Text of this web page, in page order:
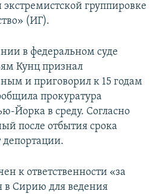
группировке
(ИГ).
в федеральном суде
Кунц признал
и приговорил к 15 годам
прокуратура
Йорка в среду. Согласно
после отбытия срока
к ответственности «за
в Сирию для ведения